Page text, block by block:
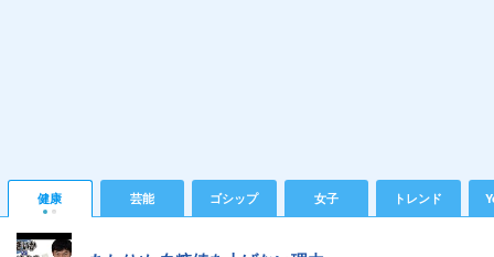
健康 芸能 ゴシップ 女子 トレンド